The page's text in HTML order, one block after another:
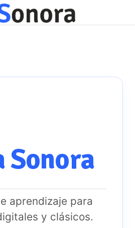
Sonora
aprendizaje para
y clásicos.